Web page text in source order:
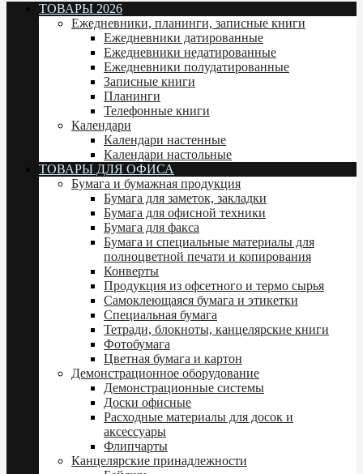
ТОВАРЫ 2026
Ежедневники, планинги, записные книги
Ежедневники датированные
Ежедневники недатированные
Ежедневники полудатированные
Записные книги
Планинги
Телефонные книги
Календари
Календари настенные
Календари настольные
ТОВАРЫ ДЛЯ ОФИСА
Бумага и бумажная продукция
Бумага для заметок, закладки
Бумага для офисной техники
Бумага для факса
Бумага и специальные материалы для
полноцветной печати и копирования
Конверты
Продукция из офсетного и термо сырья
Самоклеющаяся бумага и этикетки
Специальная бумага
Тетради, блокноты, канцелярские книги
Фотобумага
Цветная бумага и картон
Демонстрационное оборудование
Демонстрационные системы
Доски офисные
Расходные материалы для досок и
аксессуары
Флипчарты
Канцелярские принадлежности